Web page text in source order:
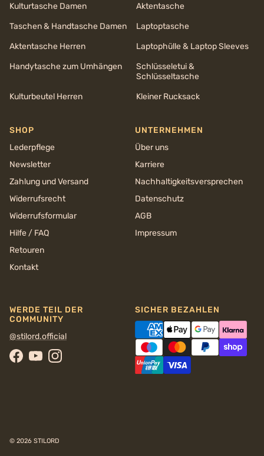
Kulturtasche Damen
Aktentasche
Taschen & Handtasche Damen
Laptoptasche
Aktentasche Herren
Laptophülle & Laptop Sleeves
Handytasche zum Umhängen
Schlüsseletui &
Schlüsseltasche
Kulturbeutel Herren
Kleiner Rucksack
SHOP
Lederpflege
Newsletter
Zahlung und Versand
Widerrufsrecht
Widerrufsformular
Hilfe / FAQ
Retouren
Kontakt
UNTERNEHMEN
Über uns
Karriere
Nachhaltigkeits­versprechen
Datenschutz
AGB
Impressum
WERDE TEIL DER
COMMUNITY
@stilord.official
Facebook
YouTubeInstagram
SICHER BEZAHLEN
© 2026 STILORD